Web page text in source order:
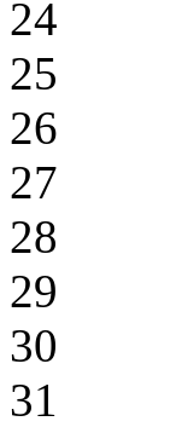
24
25
26
27
28
29
30
31